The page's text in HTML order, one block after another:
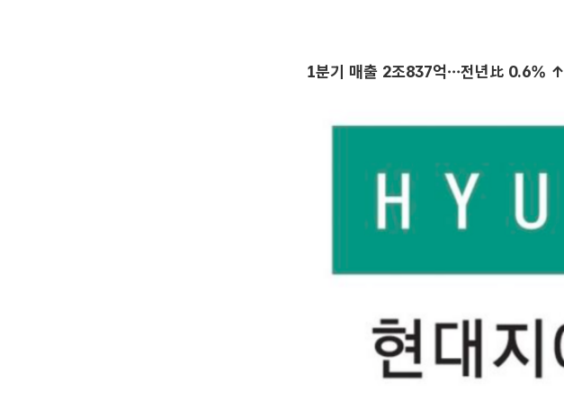
1분기 매출 2조837억…전년比 0.6% ↑